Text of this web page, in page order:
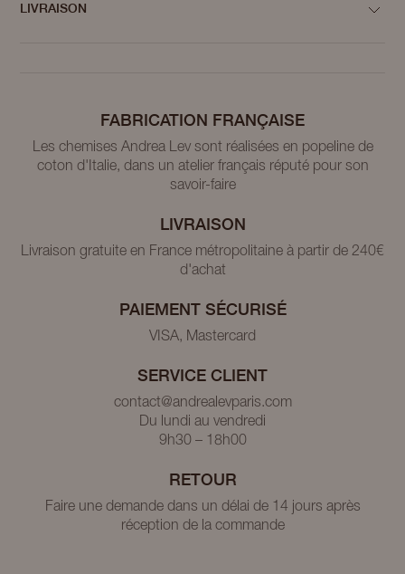
LIVRAISON
FABRICATION FRANÇAISE
Les chemises Andrea Lev sont réalisées en popeline de
coton d'Italie, dans un atelier français réputé pour son
savoir-faire
LIVRAISON
Livraison gratuite en France métropolitaine à partir de 240€
d'achat
PAIEMENT SÉCURISÉ
VISA, Mastercard
SERVICE CLIENT
contact@andrealevparis.com
Du lundi au vendredi
9h30 – 18h00
RETOUR
Faire une demande dans un délai de 14 jours après
réception de la commande